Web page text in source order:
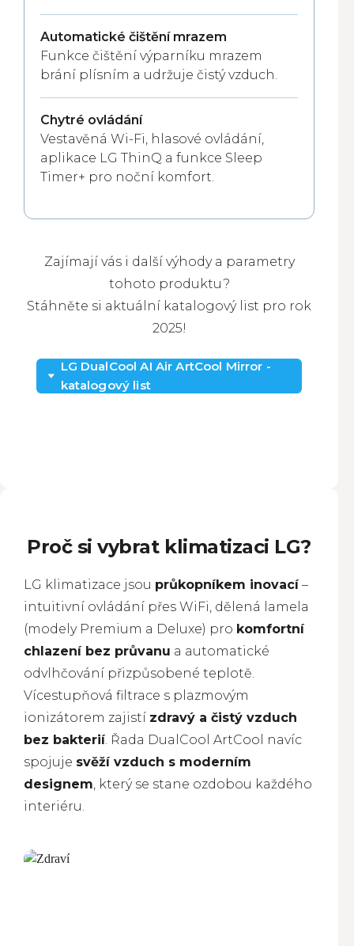
Automatické čištění mrazem
Funkce čištění výparníku mrazem
brání plísním a udržuje čistý vzduch.
Chytré ovládání
Vestavěná Wi-Fi, hlasové ovládání,
aplikace LG ThinQ a funkce Sleep
Timer+ pro noční komfort.
Zajímají vás i další výhody a parametry
tohoto produktu?
Stáhněte si aktuální katalogový list pro rok
2025!
LG DualCool AI Air ArtCool Mirror -
katalogový list
Proč si vybrat klimatizaci LG?
LG klimatizace jsou průkopníkem inovací–
intuitivní ovládání přes WiFi, dělená lamela
(modely Premium a Deluxe) pro komfortní
chlazení bez průvanu a automatické
odvlhčování přizpůsobené teplotě.
Vícestupňová filtrace s plazmovým
ionizátorem zajistí zdravý a čistý vzduch
bez bakterií. Řada DualCool ArtCool navíc
spojuje svěží vzduch s moderním
designem, který se stane ozdobou každého
interiéru.